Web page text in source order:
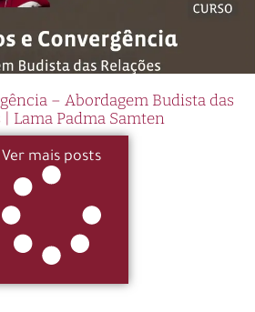
– Abordagem Budista das
| Lama Padma Samten
Ver mais posts